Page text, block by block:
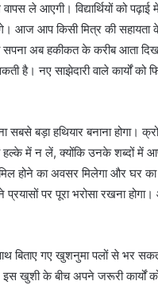
ले आएगी। विद्यार्थियों को
आज आप किसी मित्र की
सपना अब हकीकत के करीब आता
है। नए साझेदारी वाले कार्यों को
बड़ा हथियार बनाना होगा।
हल्के में न लें, क्योंकि उनके शब्दों में
होने का अवसर मिलेगा और
पर पूरा भरोसा रखना
बिताए गए खुशनुमा पलों से भर
इस खुशी के बीच अपने जरूरी कार्यों